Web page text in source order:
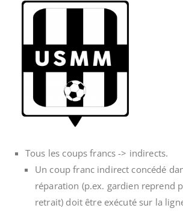
Tous les coups francs -> indirects.
Un coup franc indirect concédé
réparation (p.ex. gardien reprend
retrait) doit être exécuté sur la